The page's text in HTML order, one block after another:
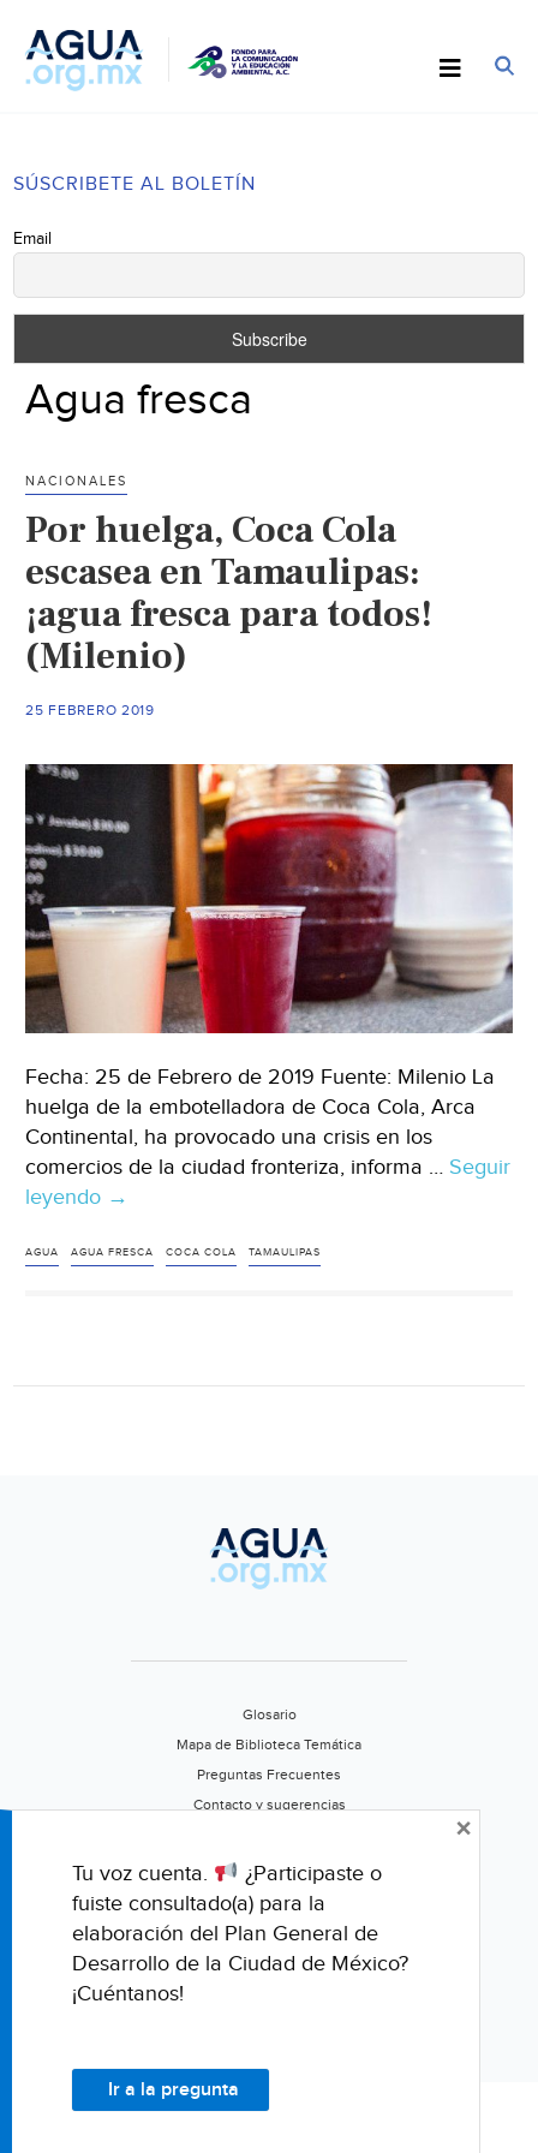
SÚSCRIBETE AL BOLETÍN
Email
Agua fresca
NACIONALES
Por huelga, Coca Cola
escasea en Tamaulipas:
¡agua fresca para todos!
(Milenio)
25 FEBRERO 2019
Fecha: 25 de Febrero de 2019 Fuente: Milenio La
huelga de la embotelladora de Coca Cola, Arca
Continental, ha provocado una crisis en los
comercios de la ciudad fronteriza, informa … Seguir
leyendo Por
Coca
→
AGUA AGUA FRESCA COCA COLA TAMAULIPAS
Glosario
Mapa de Biblioteca Temática
Preguntas Frecuentes
Contacto y sugerencias
Califica este portal
Tu voz cuenta.
¿Participaste o
fuiste consultado(a) para la
elaboración del Plan General de
Desarrollo de la Ciudad de México?
¡Cuéntanos!
Ir a la pregunta
×